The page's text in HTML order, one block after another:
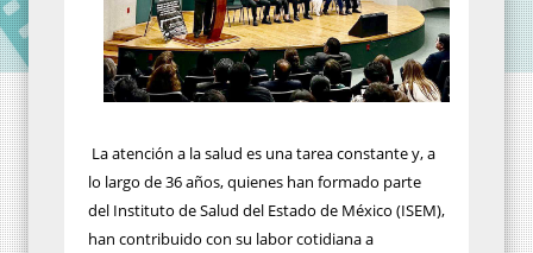
La atención a la salud es una tarea constante y, a
lo largo de 36 años, quienes han formado parte
del Instituto de Salud del Estado de México (ISEM),
han contribuido con su labor cotidiana a